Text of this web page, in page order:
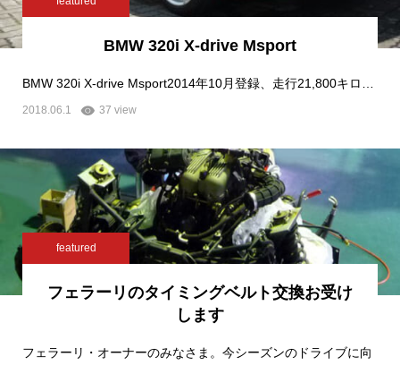
BMW 320i X-drive Msport
BMW 320i X-drive Msport2014年10月登録、走行21,800キロ…
2018.06.1 37 view
featured
フェラーリのタイミングベルト交換お受け
します
フェラーリ・オーナーのみなさま。今シーズンのドライブに向